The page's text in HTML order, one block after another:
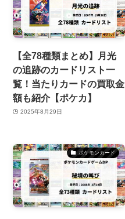
【全78種類まとめ】月光
の追跡のカードリスト一
覧！当たりカードの買取金
額も紹介【ポケカ】
2025年8月29日
ポケモンカード